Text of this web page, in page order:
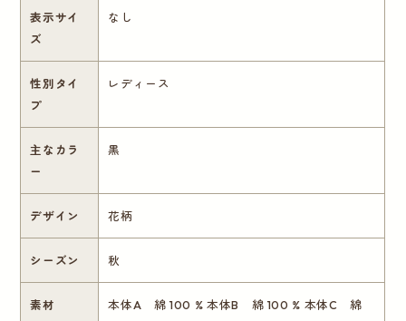
表示サイ
ズ
なし
性別タイ
プ
レディース
主なカラ
ー
黒
デザイン 花柄
シーズン 秋
素材
本体A 綿 100 % 本体B 綿 100 % 本体C 綿